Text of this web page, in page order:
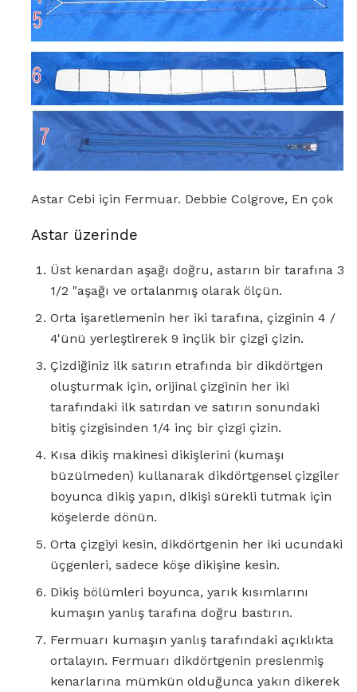
Astar Cebi için Fermuar. Debbie Colgrove, En çok
Astar üzerinde
Üst kenardan aşağı doğru, astarın bir tarafına 3
1/2 "aşağı ve ortalanmış olarak ölçün.
Orta işaretlemenin her iki tarafına, çizginin 4 /
4'ünü yerleştirerek 9 inçlik bir çizgi çizin.
Çizdiğiniz ilk satırın etrafında bir dikdörtgen
oluşturmak için, orijinal çizginin her iki
tarafındaki ilk satırdan ve satırın sonundaki
bitiş çizgisinden 1/4 inç bir çizgi çizin.
Kısa dikiş makinesi dikişlerini (kumaşı
büzülmeden) kullanarak dikdörtgensel çizgiler
boyunca dikiş yapın, dikişi sürekli tutmak için
köşelerde dönün.
Orta çizgiyi kesin, dikdörtgenin her iki ucundaki
üçgenleri, sadece köşe dikişine kesin.
Dikiş bölümleri boyunca, yarık kısımlarını
kumaşın yanlış tarafına doğru bastırın.
Fermuarı kumaşın yanlış tarafındaki açıklıkta
ortalayın. Fermuarı dikdörtgenin preslenmiş
kenarlarına mümkün olduğunca yakın dikerek